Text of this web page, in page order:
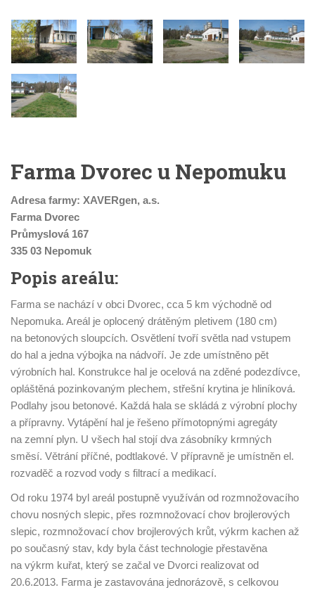
Farma Dvorec u Nepomuku
Adresa farmy: XAVERgen, a.s.
Farma Dvorec
Průmyslová 167
335 03 Nepomuk
Popis areálu:
Farma se nachází v obci Dvorec, cca 5 km východně od
Nepomuka. Areál je oplocený drátěným pletivem (180 cm)
na betonových sloupcích. Osvětlení tvoří světla nad vstupem
do hal a jedna výbojka na nádvoří. Je zde umístněno pět
výrobních hal. Konstrukce hal je ocelová na zděné podezdívce,
opláštěná pozinkovaným plechem, střešní krytina je hliníková.
Podlahy jsou betonové. Každá hala se skládá z výrobní plochy
a přípravny. Vytápění hal je řešeno přímotopnými agregáty
na zemní plyn. U všech hal stojí dva zásobníky krmných
směsí. Větrání příčné, podtlakové. V přípravně je umístněn el.
rozvaděč a rozvod vody s filtrací a medikací.
Od roku 1974 byl areál postupně využíván od rozmnožovacího
chovu nosných slepic, přes rozmnožovací chov brojlerových
slepic, rozmnožovací chov brojlerových krůt, výkrm kachen až
po současný stav, kdy byla část technologie přestavěna
na výkrm kuřat, který se začal ve Dvorci realizovat od
20.6.2013. Farma je zastavována jednorázově, s celkovou